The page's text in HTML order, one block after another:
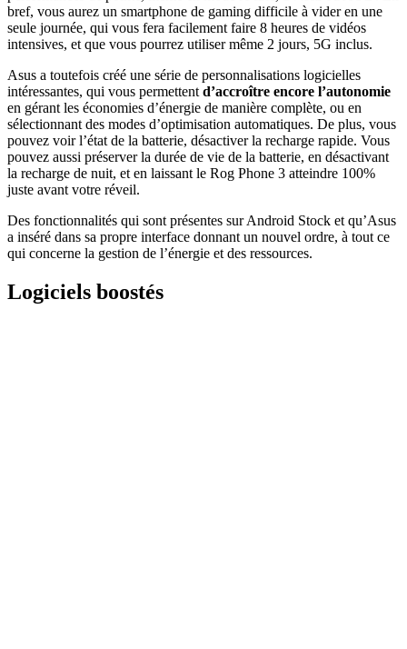
bref, vous aurez un smartphone de gaming difficile à vider en une
seule journée, qui vous fera facilement faire 8 heures de vidéos
intensives, et que vous pourrez utiliser même 2 jours, 5G inclus.
Asus a toutefois créé une série de personnalisations logicielles
intéressantes, qui vous permettentd’accroître encore l’autonomie
en gérant les économies d’énergie de manière complète, ou en
sélectionnant des modes d’optimisation automatiques. De plus, vous
pouvez voir l’état de la batterie, désactiver la recharge rapide. Vous
pouvez aussi préserver la durée de vie de la batterie, en désactivant
la recharge de nuit, et en laissant le Rog Phone 3 atteindre 100%
juste avant votre réveil.
Des fonctionnalités qui sont présentes sur Android Stock et qu’Asus
a inséré dans sa propre interface donnant un nouvel ordre, à tout ce
qui concerne la gestion de l’énergie et des ressources.
Logiciels boostés